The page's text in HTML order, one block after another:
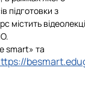
заходів
правові акти
НУБіП України
НАЗК
підготовки з
містить
smart» та